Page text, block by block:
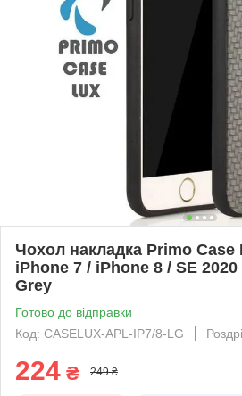
Чохол накладка Primo
iPhone 7 / iPhone 8 / SE
Grey
Готово до відправки
Код: CASELUX-APL-IP7/8-LG
224 ₴ 249 ₴